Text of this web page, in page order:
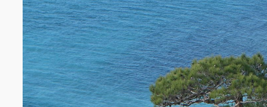
All photos(38) Photos of plants & lichens(117)